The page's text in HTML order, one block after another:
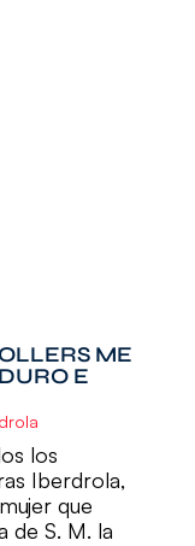
ME
E
los
Iberdrola,
que
de S. M. la